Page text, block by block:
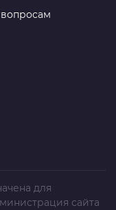
для
сайта